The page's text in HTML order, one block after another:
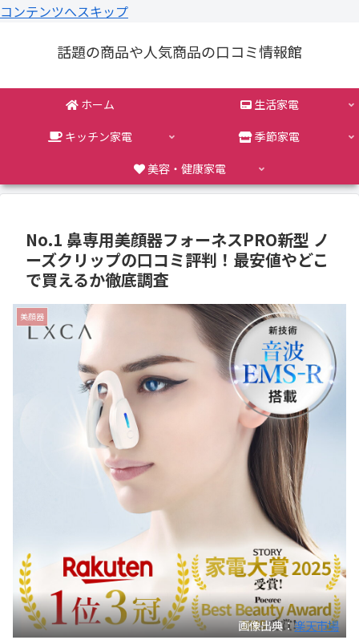
コンテンツへスキップ
話題の商品や人気商品の口コミ情報館
ホーム
生活家電
キッチン家電
季節家電
美容・健康家電
No.1 鼻専用美顔器フォーネスPRO新型 ノ
ーズクリップの口コミ評判！最安値やどこ
で買えるか徹底調査
美顔器
画像出典：楽天市場